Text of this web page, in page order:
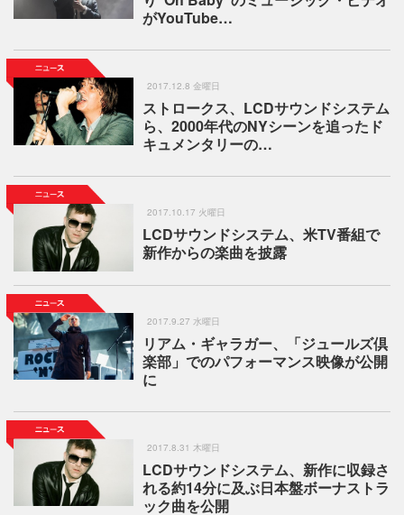
がYouTube…
2017.12.8 金曜日
ストロークス、LCDサウンドシステム
ら、2000年代のNYシーンを追ったド
キュメンタリーの…
2017.10.17 火曜日
LCDサウンドシステム、米TV番組で
新作からの楽曲を披露
2017.9.27 水曜日
リアム・ギャラガー、「ジュールズ倶
楽部」でのパフォーマンス映像が公開
に
2017.8.31 木曜日
LCDサウンドシステム、新作に収録さ
れる約14分に及ぶ日本盤ボーナストラ
ック曲を公開